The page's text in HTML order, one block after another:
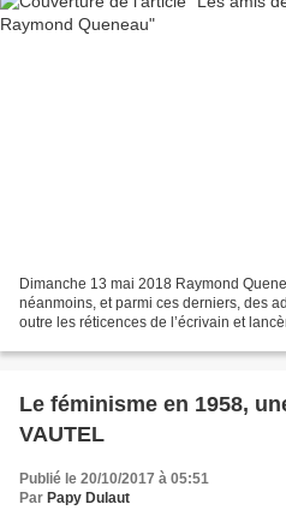
Dimanche 13 mai 2018 Raymond
néanmoins, et parmi ces derniers, des
outre les réticences de l’écrivain et
Le féminisme en 1958,
VAUTEL
Publié le 20/10/2017 à 05:51
Par Papy Dulaut